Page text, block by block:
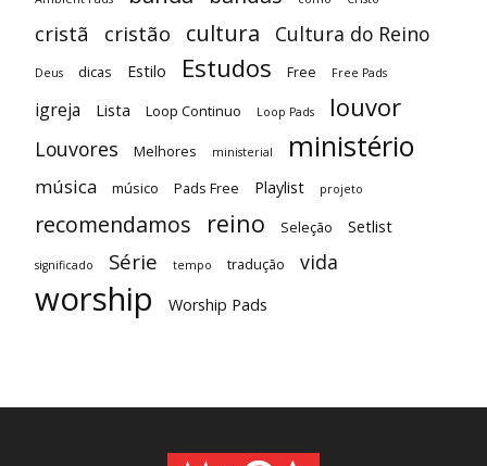
cristã cristão cultura Cultura do Reino
Deus dicas Estilo Estudos Free Free Pads
igreja Lista Loop Continuo Loop Pads louvor
Louvores Melhores ministerial ministério
música músico Pads Free Playlist projeto
recomendamos reino Seleção Setlist
significado Série tempo tradução vida
worship Worship Pads